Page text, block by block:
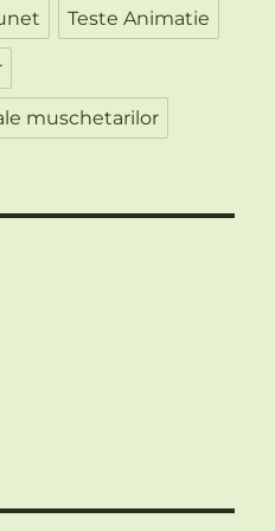
Teste Animatie
muschetarilor